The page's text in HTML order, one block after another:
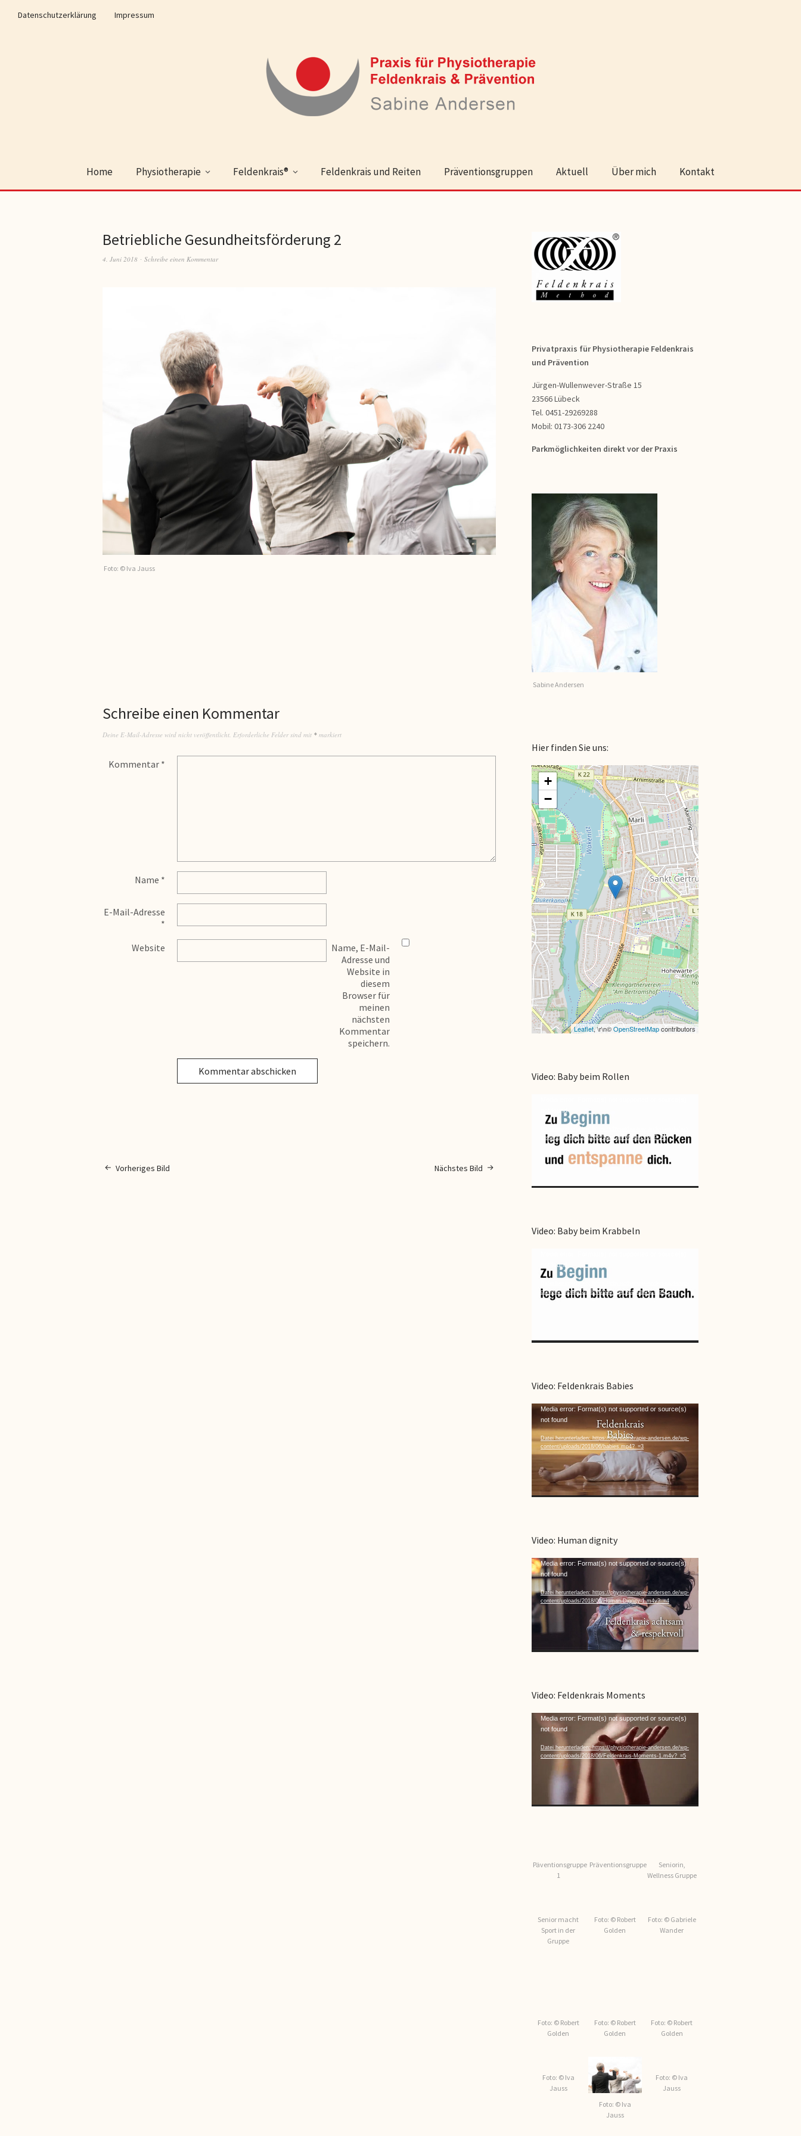
Datenschutzerklärung Impressum
Home Physiotherapie Feldenkrais® Feldenkrais und Reiten Präventionsgruppen Aktuell Über mich Kontakt
Betriebliche Gesundheitsförderung 2
4. Juni 2018 Schreibe einen Kommentar
Foto: © Iva Jauss
Schreibe einen Kommentar
Deine E-Mail-Adresse wird nicht veröffentlicht. Erforderliche Felder sind mit * markiert
Kommentar *
Name *
E-Mail-Adresse
*
Website
Name, E-Mail-
Adresse und
Website in
diesem
Browser für
meinen
nächsten
Kommentar
speichern.
Nächstes Bild
Vorheriges Bild
Privatpraxis für Physiotherapie Feldenkrais
und Prävention
Jürgen-Wullenwever-Straße 15
23566 Lübeck
Tel. 0451-29269288
Mobil: 0173-306 2240
Parkmöglichkeiten direkt vor der Praxis
Sabine Andersen
Hier finden Sie uns:
+
−
Leaflet, \r\n©OpenStreetMapcontributors
Video: Baby beim Rollen
Playernot found
Datei herunterladen: https://physiotherapie-andersen.de/wp-
content/uploads/2018/06/Baby-Liv-Rollen.m4v?_=1
Video: Baby beim Krabbeln
Playernot found
Datei herunterladen: https://physiotherapie-andersen.de/wp-
content/uploads/2018/06/baby_liv_krabbeln-1.mp4?_=2
Video: Feldenkrais Babies
Video-
Player
Media error: Format(s) not supported or source(s)
not found
Datei herunterladen: https://physiotherapie-andersen.de/wp-
content/uploads/2018/06/babies.mp4?_=3
Video: Human dignity
Video-
Player
Media error: Format(s) not supported or source(s)
not found
Datei herunterladen: https://physiotherapie-andersen.de/wp-
content/uploads/2018/06/Human-Dignity-1.m4v?_=4
Video: Feldenkrais Moments
Video-
Player
Media error: Format(s) not supported or source(s)
not found
Datei herunterladen: https://physiotherapie-andersen.de/wp-
content/uploads/2018/06/Feldenkrais-Moments-1.m4v?_=5
Päventionsgruppe
1
Präventionsgruppe
Seniorin,
Wellness Gruppe
Senior macht
Sport in der
Gruppe
Foto: © Robert
Golden
Foto: © Gabriele
Wander
Foto: © Robert
Golden
Foto: © Robert
Golden
Foto: © Robert
Golden
Foto: © Iva
Jauss
Foto: © Iva
Jauss
Foto: © Iva
Jauss